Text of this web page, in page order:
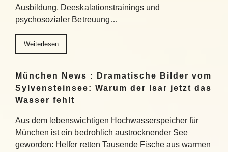
Ausbildung, Deeskalationstrainings und
psychosozialer Betreuung…
Weiterlesen
München News : Dramatische Bilder vom
Sylvensteinsee: Warum der Isar jetzt das
Wasser fehlt
Aus dem lebenswichtigen Hochwasserspeicher für
München ist ein bedrohlich austrocknender See
geworden: Helfer retten Tausende Fische aus warmen